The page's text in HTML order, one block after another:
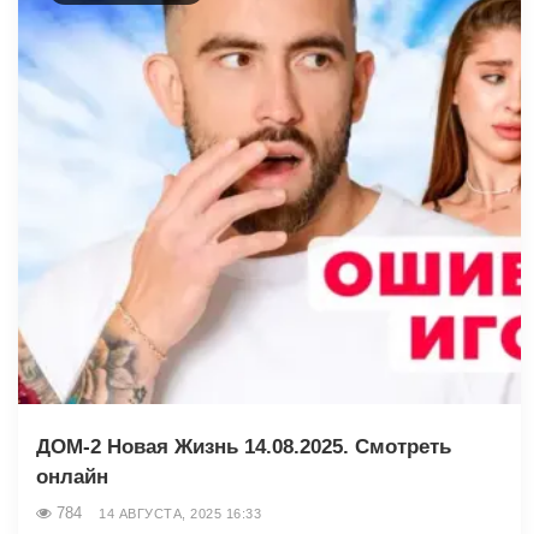
ДОМ-2 Новая Жизнь 14.08.2025. Смотреть
онлайн
784 14 АВГУСТА, 2025 16:33